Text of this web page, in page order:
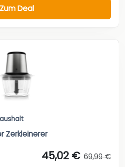
Zum Deal
Zerkleinerer
45,02 € 69,99 €